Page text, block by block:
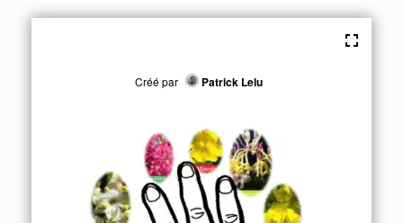
Créé par Patrick Lelu